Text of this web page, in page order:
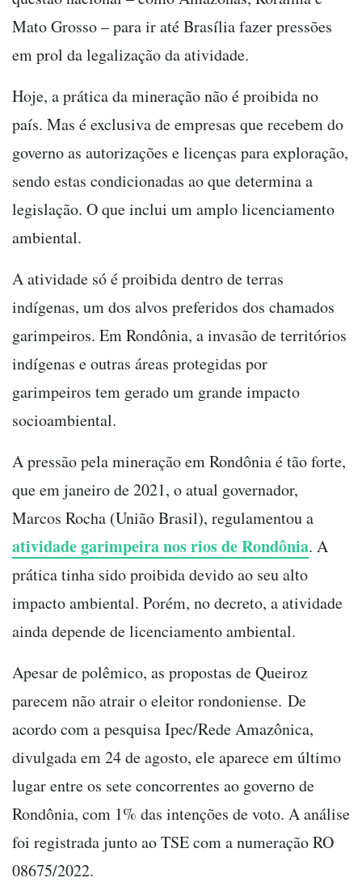
Mato Grosso – para ir até Brasília fazer pressões
em prol da legalização da atividade.
Hoje, a prática da mineração não é proibida no
país. Mas é exclusiva de empresas que recebem do
governo as autorizações e licenças para exploração,
sendo estas condicionadas ao que determina a
legislação. O que inclui um amplo licenciamento
ambiental.
A atividade só é proibida dentro de terras
indígenas, um dos alvos preferidos dos chamados
garimpeiros. Em Rondônia, a invasão de territórios
indígenas e outras áreas protegidas por
garimpeiros tem gerado um grande impacto
socioambiental.
A pressão pela mineração em Rondônia é tão forte,
que em janeiro de 2021, o atual governador,
Marcos Rocha (União Brasil), regulamentou a
atividade garimpeira nos rios de Rondônia. A
prática tinha sido proibida devido ao seu alto
impacto ambiental. Porém, no decreto, a atividade
ainda depende de licenciamento ambiental.
Apesar de polêmico, as propostas de Queiroz
parecem não atrair o eleitor rondoniense. De
acordo com a pesquisa Ipec/Rede Amazônica,
divulgada em 24 de agosto, ele aparece em último
lugar entre os sete concorrentes ao governo de
Rondônia, com 1% das intenções de voto. A análise
foi registrada junto ao TSE com a numeração RO
08675/2022.